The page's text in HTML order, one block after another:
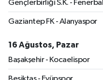
Gençlerbirliği S.K. -
Gaziantep FK - Alanyaspor
16 Ağustos, Pazar
Başakşehir - Kocaelispor